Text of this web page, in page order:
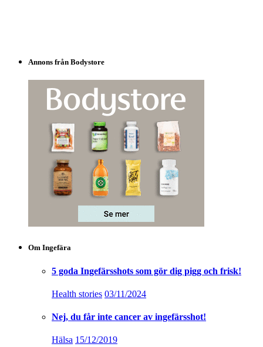
Annons från Bodystore
Om Ingefära
5 goda Ingefärsshots som gör dig pigg och frisk!
Health stories 03/11/2024
Nej, du får inte cancer av ingefärsshot!
Hälsa 15/12/2019